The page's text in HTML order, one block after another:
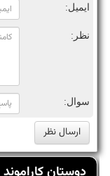
ایمیل:
نظر:
سوال: